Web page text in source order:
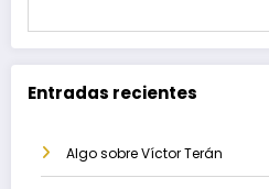
Entradas recientes
Algo sobre Víctor Terán